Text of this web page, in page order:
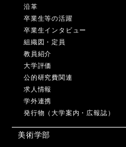
沿革
卒業生等の活躍
卒業生インタビュー
組織図・定員
教員紹介
大学評価
公的研究費関連
求人情報
学外連携
発行物（大学案内・広報誌）
美術学部